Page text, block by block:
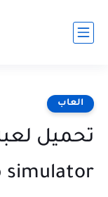
العاب
simulator مجانا للأندرويد